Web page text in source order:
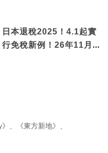
日本退稅2025！4.1起實
行免稅新例！26年11月
《東方新地》